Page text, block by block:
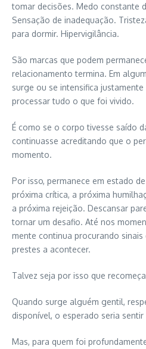
tomar decisões. Medo constante
Sensação de inadequação.
para dormir. Hipervigilância.
São marcas que podem
relacionamento termina. Em
surge ou se intensifica
processar tudo o que foi vivido.
É como se o corpo tivesse saído
continuasse acreditando que o
momento.
Por isso, permanece em estado
próxima crítica, a próxima
a próxima rejeição. Descansar
tornar um desafio. Até nos
mente continua procurando
prestes a acontecer.
Talvez seja por isso que
Quando surge alguém gentil,
disponível, o esperado seria sentir
Mas, para quem foi